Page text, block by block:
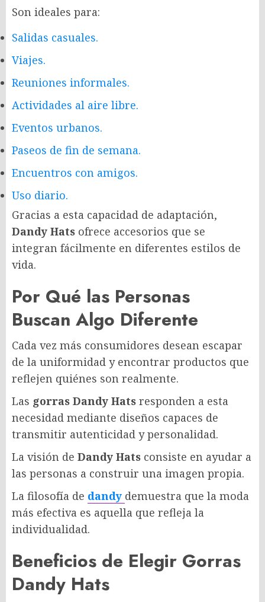
Son ideales para:
Salidas casuales.
Viajes.
Reuniones informales.
Actividades al aire libre.
Eventos urbanos.
Paseos de fin de semana.
Encuentros con amigos.
Uso diario.
Gracias a esta capacidad de adaptación,
Dandy Hats ofrece accesorios que se
integran fácilmente en diferentes estilos de
vida.
Por Qué las Personas
Buscan Algo Diferente
Cada vez más consumidores desean escapar
de la uniformidad y encontrar productos que
reflejen quiénes son realmente.
Las gorras Dandy Hats responden a esta
necesidad mediante diseños capaces de
transmitir autenticidad y personalidad.
La visión de Dandy Hats consiste en ayudar a
las personas a construir una imagen propia.
La filosofía de dandy demuestra que la moda
más efectiva es aquella que refleja la
individualidad.
Beneficios de Elegir Gorras
Dandy Hats